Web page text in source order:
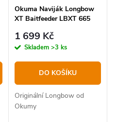
Okuma Naviják Longbow
XT Baitfeeder LBXT 665
1 699 Kč
Skladem >3 ks
DO KOŠÍKU
Originální Longbow od
Okumy